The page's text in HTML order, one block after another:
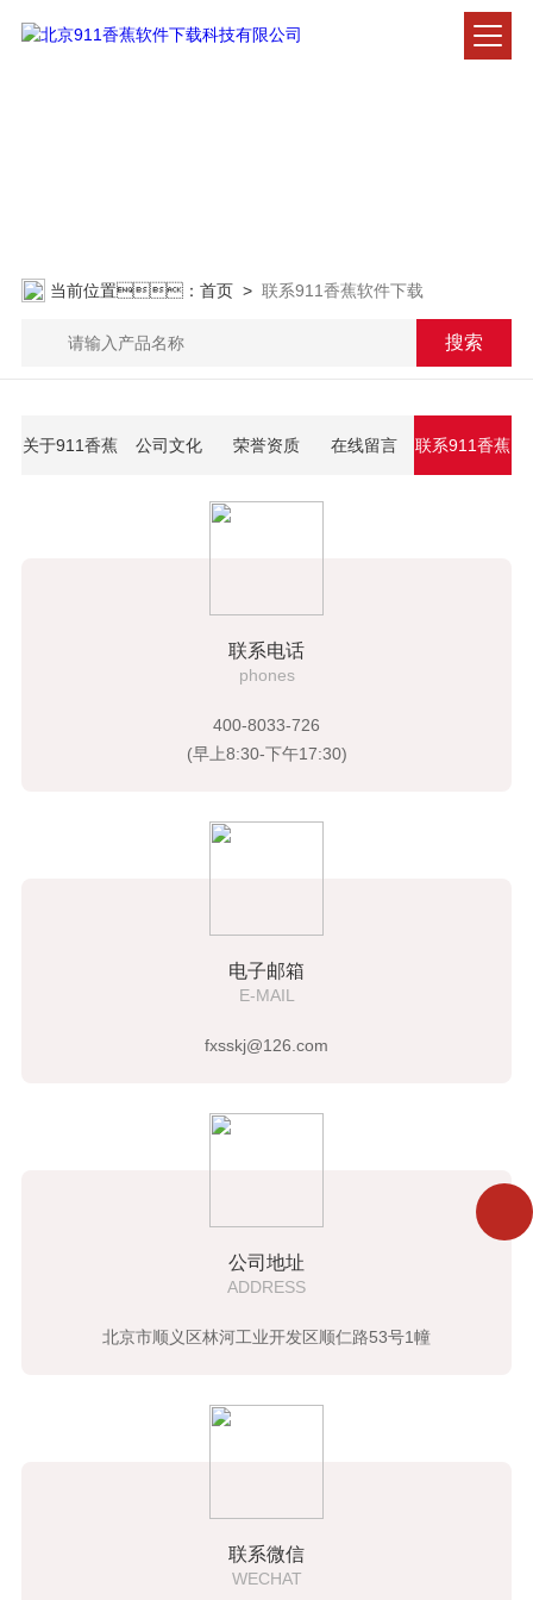
当前位置： 首页> 联系911香蕉软件下载
关于911香蕉 公司文化 荣誉资质 在线留言 联系911香蕉
联系电话
phones
400-8033-726
(早上8:30-下午17:30)
电子邮箱
E-MAIL
fxsskj@126.com
公司地址
ADDRESS
北京市顺义区林河工业开发区顺仁路53号1幢
联系微信
WECHAT